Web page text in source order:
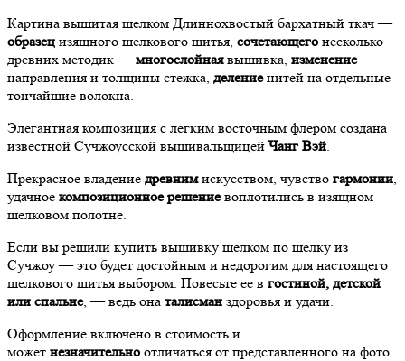
Картина вышитая шелком Длиннохвостый бархатный ткач —
образец изящного шелкового шитья, сочетающего несколько
древних методик —многослойнаявышивка, изменение
направления и толщины стежка, делениенитей на отдельные
тончайшие волокна.
Элегантная композиция с легким восточным флером создана
известной Сучжоусской вышивальщицей Чанг Вэй.
Прекрасное владение древнимискусством, чувство гармонии,
удачное композиционное решениевоплотились в изящном
шелковом полотне.
Если вы решили купить вышивку шелком по шелку из
Сучжоу — это будет достойным и недорогим для настоящего
шелкового шитья выбором. Повесьте ее в гостиной, детской
или спальне, — ведь она талисман здоровья и удачи.
Оформление включено в стоимость и
может незначительно отличаться от представленного на фото.